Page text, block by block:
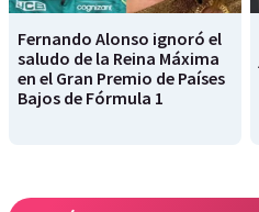
Fernando Alonso ignoró el
saludo de la Reina Máxima
en el Gran Premio de Países
Bajos de Fórmula 1